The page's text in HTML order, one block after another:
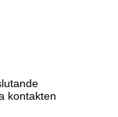
kontakten